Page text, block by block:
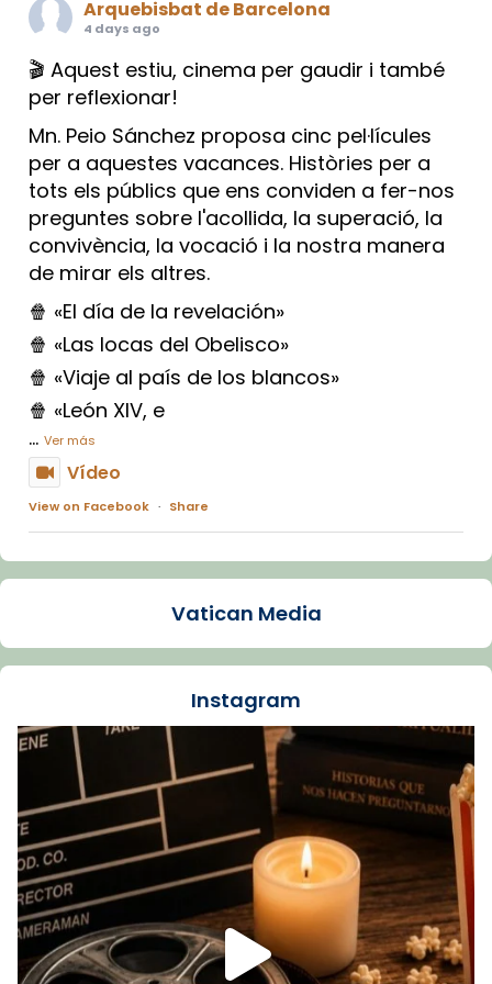
Arquebisbat de Barcelona
4 days ago
🎬 Aquest estiu, cinema per gaudir i també
per reflexionar!
Mn. Peio Sánchez proposa cinc pel·lícules
per a aquestes vacances. Històries per a
tots els públics que ens conviden a fer-nos
preguntes sobre l'acollida, la superació, la
convivència, la vocació i la nostra manera
de mirar els altres.
🍿 «El día de la revelación»
🍿 «Las locas del Obelisco»
🍿 «Viaje al país de los blancos»
🍿 «León XIV, e
... Ver más
Vídeo
View on Facebook · Share
Arquebisbat de Barcelona
La Carmina va patir depressió. Fa gairebé
dos mesos, a l'Estadi Lluís Companys, la
Recupera l'entrevista comp
Vatican
tican News 👇
www.vaticannews.va/es/iglesia/news/2026-
07/carmina-historia-depresion-papa-viaje-
espana-testimoni...
Foto
View on Facebook · Share
Vatican Media
Instagram